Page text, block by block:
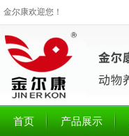
金尔康欢迎您！
首页 产品展示